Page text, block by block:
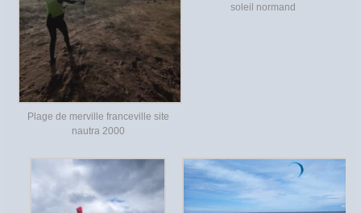
Plage de merville franceville site
nautra 2000
soleil normand